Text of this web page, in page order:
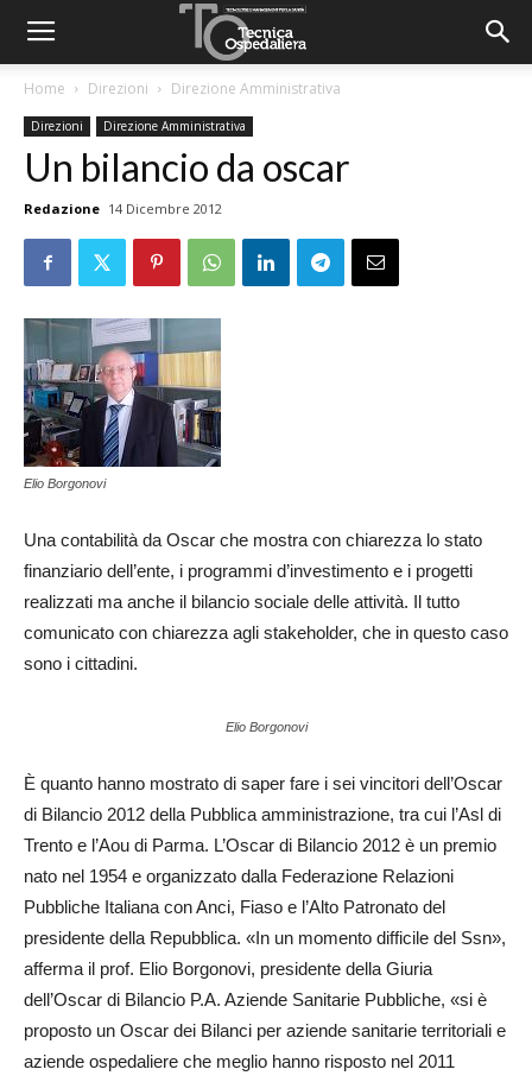
Home Direzioni Direzione Amministrativa
Direzioni Direzione Amministrativa
Un bilancio da oscar
Redazione 14 Dicembre 2012
Elio Borgonovi
Una contabilità da Oscar che mostra con chiarezza lo stato
finanziario dell’ente, i programmi d’investimento e i progetti
realizzati ma anche il bilancio sociale delle attività. Il tutto
comunicato con chiarezza agli stakeholder, che in questo caso
sono i cittadini.
Elio Borgonovi
È quanto hanno mostrato di saper fare i sei vincitori dell’Oscar
di Bilancio 2012 della Pubblica amministrazione, tra cui l’Asl di
Trento e l’Aou di Parma. L’Oscar di Bilancio 2012 è un premio
nato nel 1954 e organizzato dalla Federazione Relazioni
Pubbliche Italiana con Anci, Fiaso e l’Alto Patronato del
presidente della Repubblica. «In un momento difficile del Ssn»,
afferma il prof. Elio Borgonovi, presidente della Giuria
dell’Oscar di Bilancio P.A. Aziende Sanitarie Pubbliche, «si è
proposto un Oscar dei Bilanci per aziende sanitarie territoriali e
aziende ospedaliere che meglio hanno risposto nel 2011